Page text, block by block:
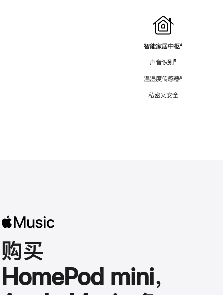
智能家居中枢脚
⁴
声音识别脚
⁵
温湿度传感器脚
⁶
私密又安全
购买
HomePod mini，